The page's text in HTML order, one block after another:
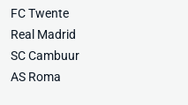
FC Twente
Real Madrid
SC Cambuur
AS Roma